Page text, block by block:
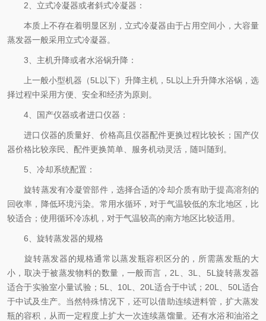
2、立式冷凝器或者斜式冷凝器：
本质上不存在着明显区别，立式冷凝器由于占用空间小，大容量
蒸发器一般采用立式冷凝器。
3、主机升降或者水浴锅升降：
上一般小型机器（5L以下）升降主机，5L以上升升降水浴锅，选
择过程中采用方便、安全和经济为原则。
4、国产仪器或者进口仪器：
进口仪器的质量好、价格高且仪器配件更换过程比较长；国产仪
器价格比较亲民、配件更换简单、服务机动灵活，随叫随到。
5、冷却系统配置：
旋转蒸发有冷凝管部件，选择合适的冷却介质有助于提高溶剂的
回收率，降低环境污染。常用水循环，对于气温较低的东北地区，比
较适合；使用循环冷冻机，对于气温较高的南方地区比较适用。
6、旋转蒸发器的规格
旋转蒸发器的规格通常以蒸发瓶容积区分的，所需蒸发瓶的大
小，取决于被蒸发物料的数量，一般而言，2L、3L、5L旋转蒸发器
适合于实验室小量试验；5L、10L、20L适合于中试；20L、50L适合
于中试及生产。当然特殊情况下，还可以借助连续进料管，扩大蒸发
瓶的容积，从而一定程度上扩大一次连续蒸馏量。还有水浴和油浴之